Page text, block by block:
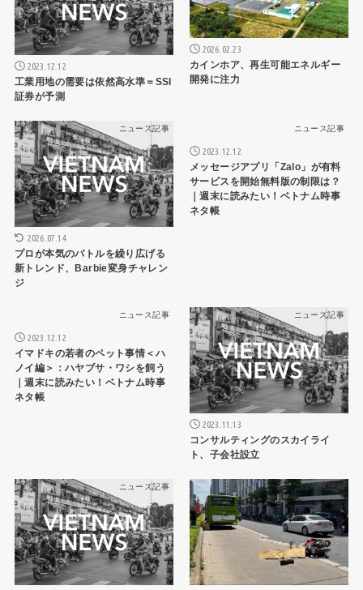
2023.12.12
工業用地の需要は依然高水準＝SSI
証券が予測
2026.02.23
カインホア、再生可能エネルギー
開発に注力
ニュース記事
2026.07.14
プロが本気のバトルを繰り広げる
新トレンド、Barbie変身チャレン
ジ
ニュース記事
2023.12.12
メッセージアプリ「Zalo」が有料
サービスを開始無料版の制限は？
｜週末に読みたい！ベトナム時事
ネタ帳
ニュース記事
2023.12.12
イマドキの若者のペット事情＜ハ
ノイ編＞：ハヤブサ・ワシを飼う
｜週末に読みたい！ベトナム時事
ネタ帳
ニュース記事
2023.11.13
コンサルティングのスカイライ
ト、子会社設立
ニュース記事 ニュース記事